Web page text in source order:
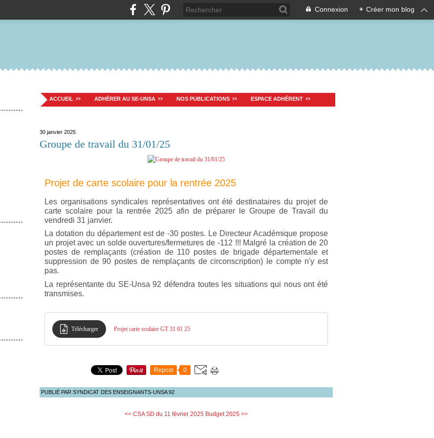
Connexion + Créer mon blog
ACCUEIL ADHÉRER AU SE-UNSA NOS PUBLICATIONS ESPACE ADHÉRENT
30 janvier 2025
Groupe de travail du 31/01/25
Projet de carte scolaire pour la rentrée 2025
Les organisations syndicales représentatives ont été destinataires du projet de
carte scolaire pour la rentrée 2025 afin de préparer le Groupe de Travail du
vendredi 31 janvier.
La dotation du département est de -30 postes. Le Directeur Académique propose
un projet avec un solde ouvertures/fermetures de -112 !!! Malgré la création de 20
postes de remplaçants (création de 110 postes de brigade départementale et
suppression de 90 postes de remplaçants de circonscription) le compte n'y est
pas.
La représentante du SE-Unsa 92 défendra toutes les situations qui nous ont été
transmises.
Télécharger Projet carte scolaire GT 31 01 25
Repost 0
PUBLIÉ PAR SYNDICAT DES ENSEIGNANTS-UNSA 92
<< CSA SD du 11 février 2025 Budget 2025 >>